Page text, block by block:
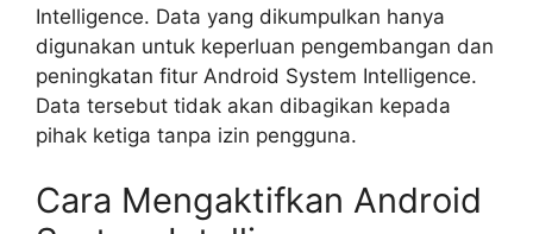
Intelligence. Data yang dikumpulkan hanya
digunakan untuk keperluan pengembangan dan
peningkatan fitur Android System Intelligence.
Data tersebut tidak akan dibagikan kepada
pihak ketiga tanpa izin pengguna.
Cara Mengaktifkan Android